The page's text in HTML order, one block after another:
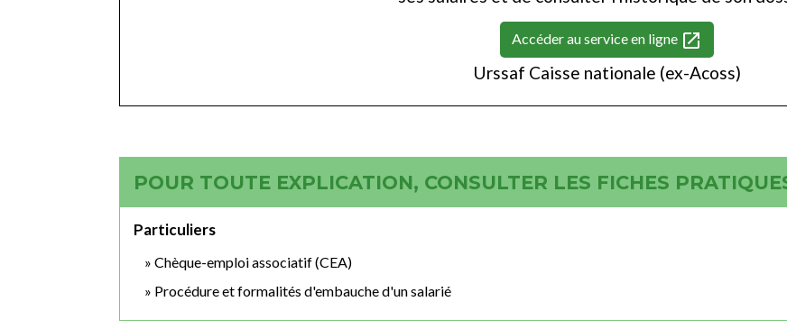
Accéder au service en ligne open_in_new
Urssaf Caisse nationale (ex-Acoss)
POUR TOUTE EXPLICATION, CONSULTER LES FICHES
Particuliers
Chèque-emploi associatif (CEA)
Procédure et formalités d'embauche d'un salarié